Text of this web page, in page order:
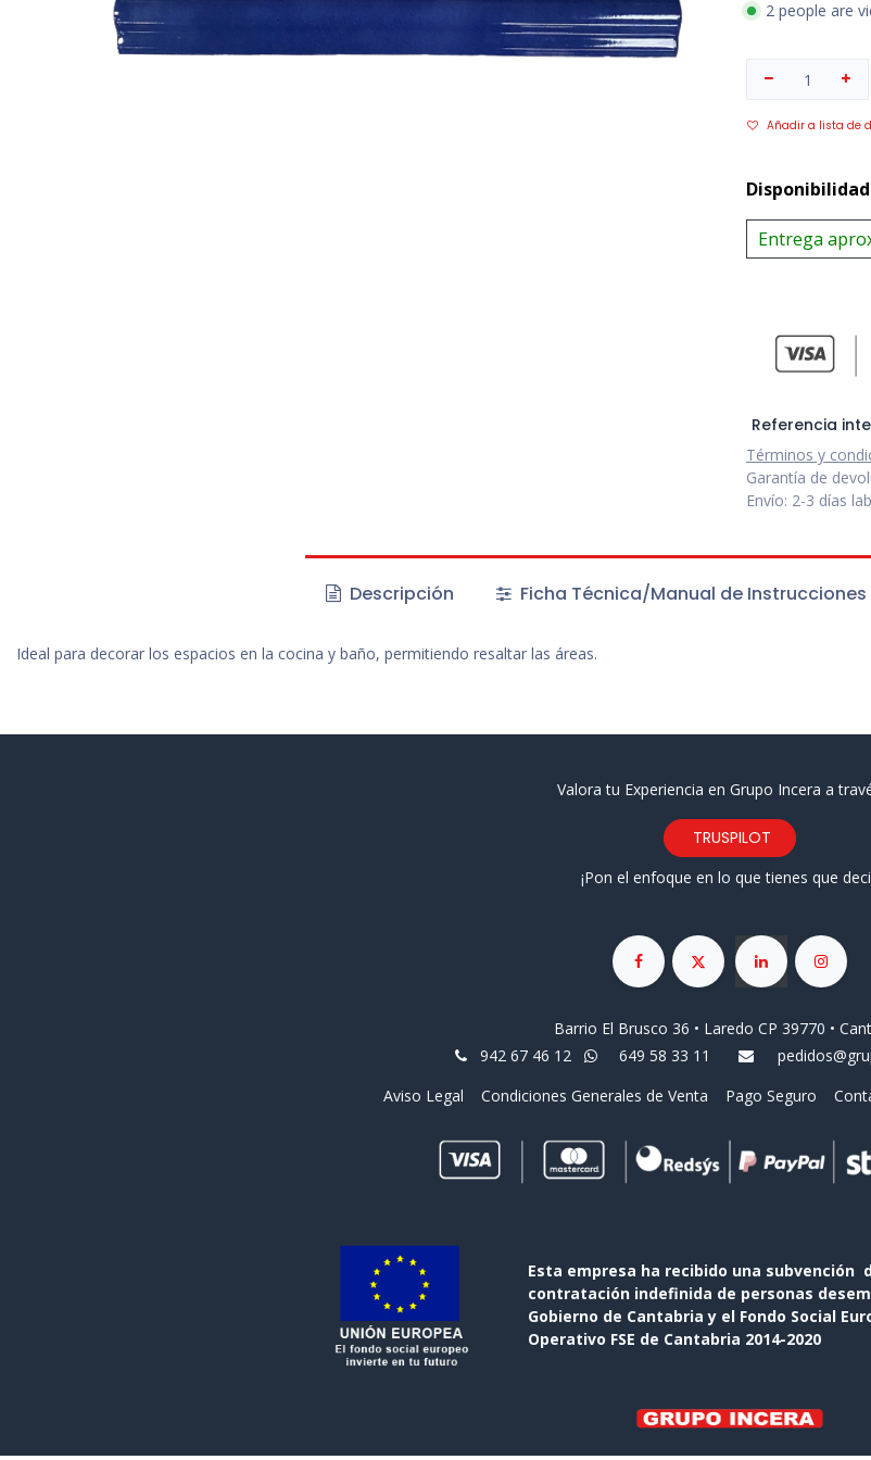
2 people are
Añadir a lista de
Entrega
Referencia
Términos y
Garantía de
Envío: 2-3 días
Descripción Ficha Técnica/Manual de Instrucciones
Ideal para decorar los espacios en la cocina y baño, permitiendo resaltar las áreas.
Valora tu Experiencia en Grupo Incera a
TRUSPILOT
¡Pon el enfoque en lo que tienes que
Barrio El Brusco 36 • Laredo CP 39770 •
942 67 46 12
649 58 33 11
Aviso Legal
Condiciones Generales de Venta Pago Seguro
Esta empresa ha recibido una subvención
contratación indefinida de personas
Gobierno de Cantabria y el Fondo Social
Operativo FSE de Cantabria 2014-2020